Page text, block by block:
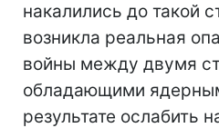
накалились до такой
возникла реальная
войны между двумя
обладающими
результате ослабить